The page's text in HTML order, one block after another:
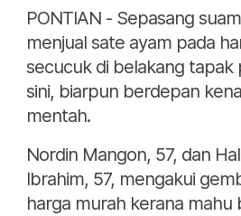
PONTIAN - Sepasang
menjual sate ayam pada
secucuk di belakang tapak
sini, biarpun berdepan
mentah.
Nordin Mangon, 57, dan
Ibrahim, 57, mengakui
harga murah kerana mahu